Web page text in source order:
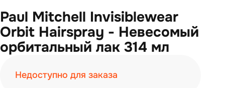
Paul Mitchell Invisiblewear
Orbit Hairspray - Невесомый
орбитальный лак 314 мл
Недоступно для заказа